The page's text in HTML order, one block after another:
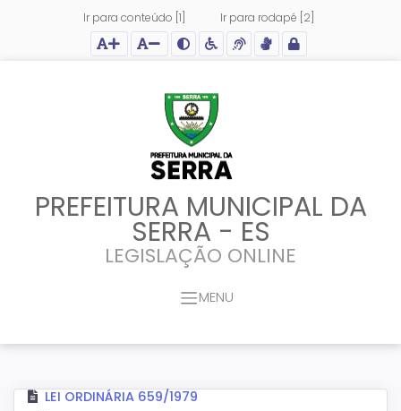
Ir para conteúdo [1] Ir para rodapé [2]
Ação para aumentar tamanho da fonte do site
Ação para diminuir tamanho da fonte do site
Ação para aplicar auto contraste no site
Acessar página sobre acessibilidade do site
Acessar página sobre NVDA - Leitor de Tela
Acessar página sobre VLibras - Tradutor de
Acessar Intranet
PREFEITURA MUNICIPAL DA
SERRA - ES
LEGISLAÇÃO ONLINE
MENU
LEI ORDINÁRIA 659/1979